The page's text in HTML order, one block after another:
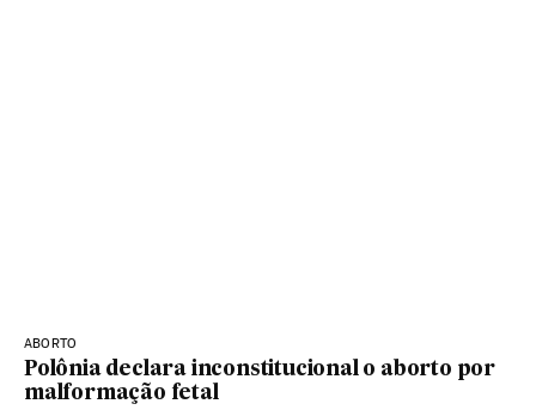
ABORTO
Polônia declara inconstitucional o aborto por
malformação fetal